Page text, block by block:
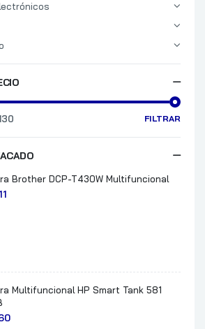
FILTRAR
Brother DCP-T430W Multifuncional
Multifuncional HP Smart Tank 581